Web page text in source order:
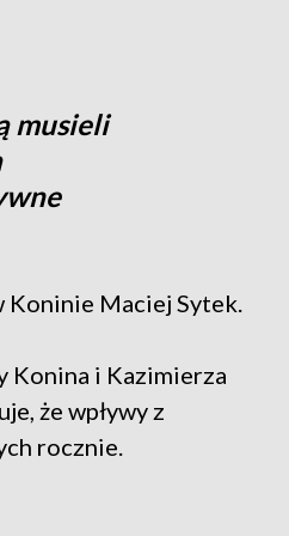
musieli
Koninie Maciej Sytek.
Konina i Kazimierza
że wpływy z
rocznie.